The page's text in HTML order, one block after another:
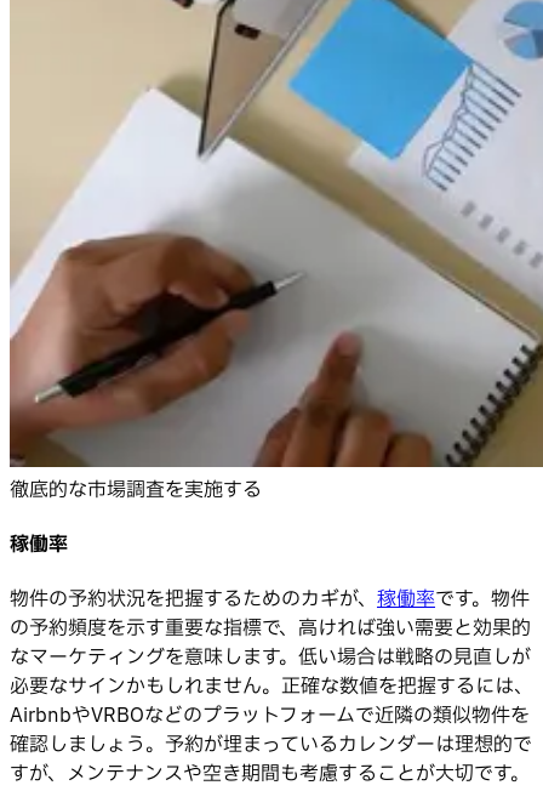
徹底的な市場調査を実施する
稼働率
物件の予約状況を把握するためのカギが、 稼働率です。物件
の予約頻度を示す重要な指標で、高ければ強い需要と効果的
なマーケティングを意味します。低い場合は戦略の見直しが
必要なサインかもしれません。正確な数値を把握するには、
AirbnbやVRBOなどのプラットフォームで近隣の類似物件を
確認しましょう。予約が埋まっているカレンダーは理想的で
すが、メンテナンスや空き期間も考慮することが大切です。